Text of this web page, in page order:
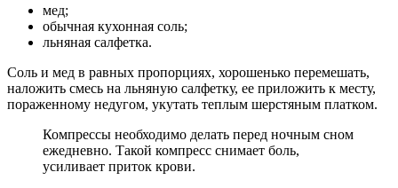
мед;
обычная кухонная соль;
льняная салфетка.
Соль и мед в равных пропорциях, хорошенько перемешать,
наложить смесь на льняную салфетку, ее приложить к месту,
пораженному недугом, укутать теплым шерстяным платком.
Компрессы необходимо делать перед ночным сном
ежедневно. Такой компресс снимает боль,
усиливает приток крови.